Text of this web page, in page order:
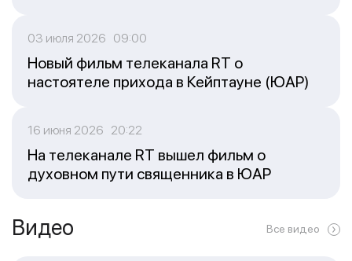
03 июля 2026 09:00
Новый фильм телеканала RT о
настоятеле прихода в Кейптауне (ЮАР)
16 июня 2026 20:22
На телеканале RT вышел фильм о
духовном пути священника в ЮАР
Видео Все видео